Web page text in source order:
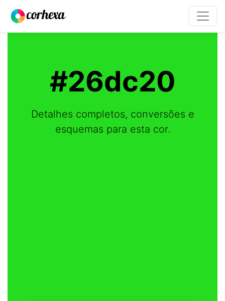
#26dc20
Detalhes completos, conversões e
esquemas para esta cor.